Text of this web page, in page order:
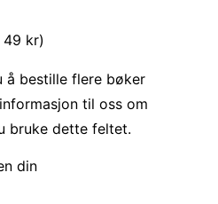
49 kr)
å bestille flere bøker
til oss om
bruke dette feltet.